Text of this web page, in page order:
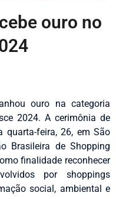
ouro no
ouro na categoria
2024. A cerimônia de
quarta-feira, 26, em São
Brasileira de Shopping
finalidade reconhecer
por shoppings
social, ambiental e